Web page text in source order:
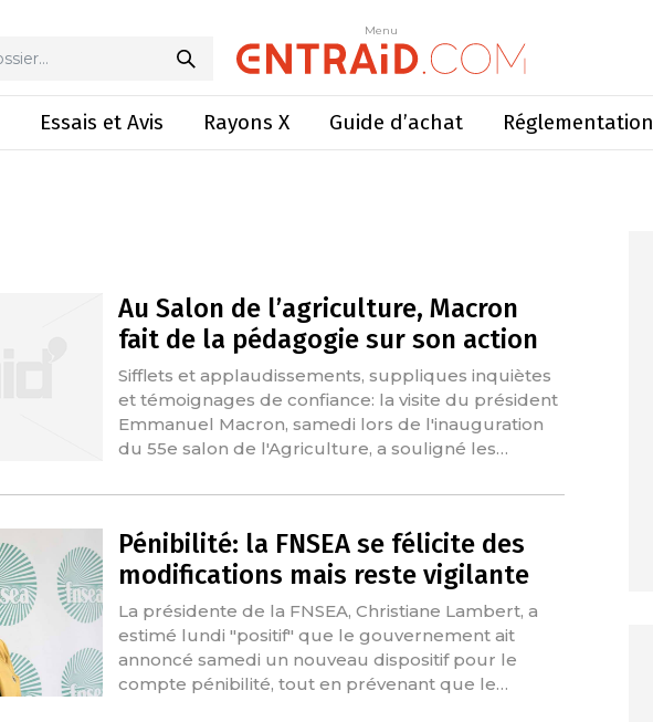
Menu
Essais et Avis Rayons X Guide d’achat Réglementation
Au Salon de l’agriculture, Macron
fait de la pédagogie sur son action
Sifflets et applaudissements, suppliques inquiètes
et témoignages de confiance: la visite du président
Emmanuel Macron, samedi lors de l'inauguration
du 55e salon de l'Agriculture, a souligné les…
Pénibilité: la FNSEA se félicite des
modifications mais reste vigilante
La présidente de la FNSEA, Christiane Lambert, a
estimé lundi "positif" que le gouvernement ait
annoncé samedi un nouveau dispositif pour le
compte pénibilité, tout en prévenant que le…